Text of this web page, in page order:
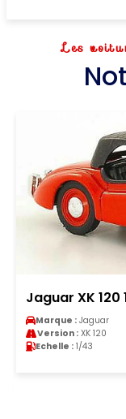
Les
Jaguar XK
Marque : Jaguar
Version : XK 120
Echelle : 1/43